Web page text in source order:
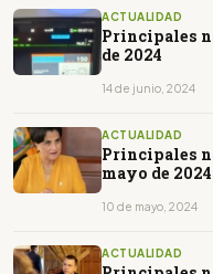
ACTUALIDAD
Principales
de 2024
14 de junio, 2024
ACTUALIDAD
Principales
mayo de 2024
10 de mayo, 2024
ACTUALIDAD